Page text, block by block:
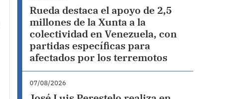
Rueda destaca el apoyo de 2,5
millones de la Xunta a la
colectividad en Venezuela, con
partidas específicas para
afectados por los terremotos
07/08/2026